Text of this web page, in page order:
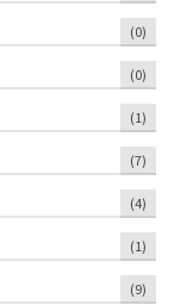
(0)
(0)
(1)
(7)
(4)
(1)
(9)